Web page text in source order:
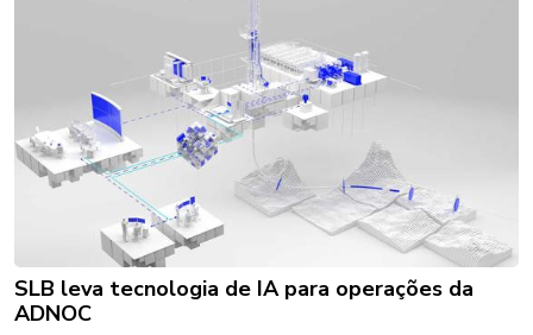
SLB leva tecnologia de IA para operações da
ADNOC